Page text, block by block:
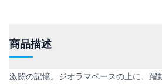
商品描述
激闘の記憶。ジオラマベースの上に、躍